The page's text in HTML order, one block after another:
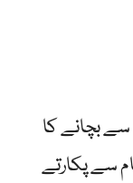
سے بچانے کا
سے پکارتے